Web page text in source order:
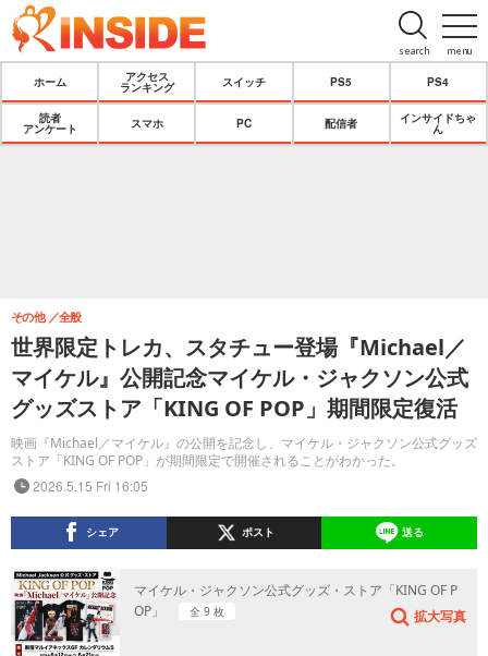
menu
search
ホーム
アクセス
ランキング
スイッチ PS5 PS4
読者
アンケート
スマホ PC 配信者
インサイドちゃ
ん
世界限定トレカ、スタチュー登場『Michael／
マイケル』公開記念マイケル・ジャクソン公式
グッズストア「KING OF POP」期間限定復活
映画『Michael／マイケル』の公開を記念し、マイケル・ジャクソン公式グッズ
ストア「KING OF POP」が期間限定で開催されることがわかった。
その他 全般
2026.5.15 Fri 16:05
シェア ポスト 送る
マイケル・ジャクソン公式グッズ・ストア「KING OF P
OP」
全 9 枚 拡大写真